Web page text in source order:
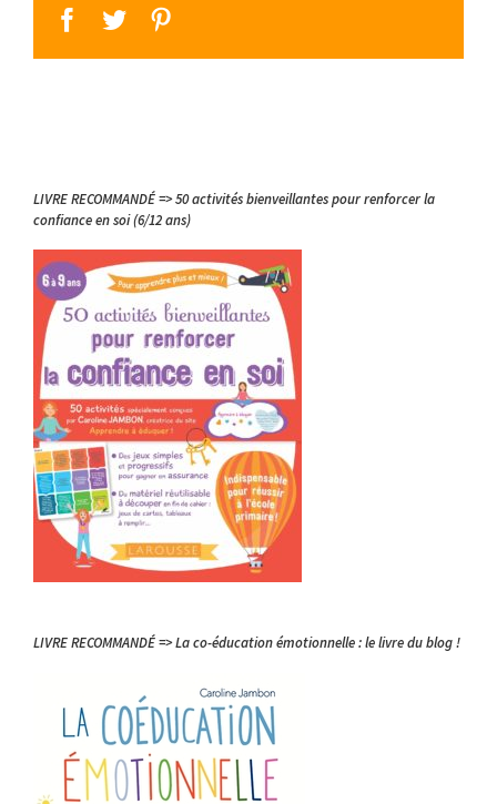
facebook
twitter
LIVRE RECOMMANDÉ => 50 activités bienveillantes pour renforcer la
confiance en soi (6/12 ans)
LIVRE RECOMMANDÉ => La co-éducation émotionnelle : le livre du blog !